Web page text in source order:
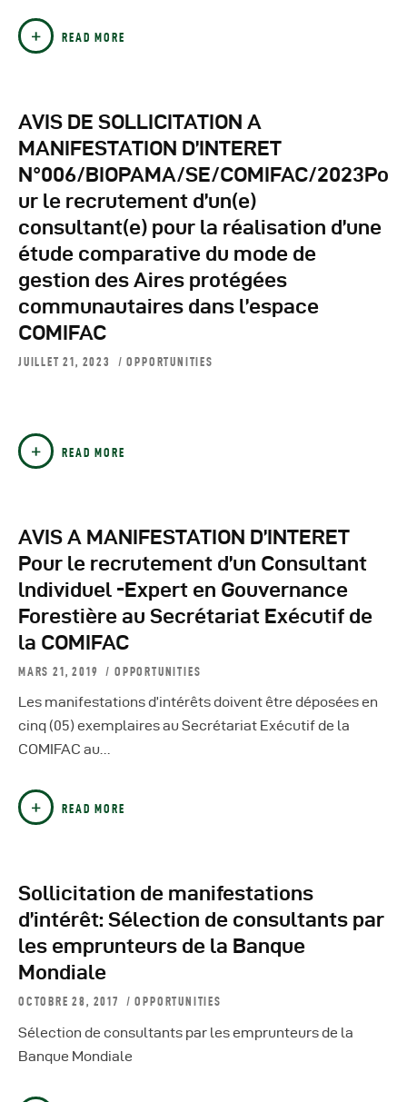
READ MORE
AVIS DE SOLLICITATION A
MANIFESTATION D’INTERET
N°006/BIOPAMA/SE/COMIFAC/2023Po
ur le recrutement d’un(e)
consultant(e) pour la réalisation d’une
étude comparative du mode de
gestion des Aires protégées
communautaires dans l’espace
COMIFAC
JUILLET 21, 2023 OPPORTUNITIES
READ MORE
AVIS A MANIFESTATION D’INTERET
Pour le recrutement d’un Consultant
lndividuel -Expert en Gouvernance
Forestière au Secrétariat Exécutif de
la COMIFAC
MARS 21, 2019 OPPORTUNITIES
Les manifestations d’intérêts doivent être déposées en
cinq (05) exemplaires au Secrétariat Exécutif de la
COMIFAC au…
READ MORE
Sollicitation de manifestations
d’intérêt: Sélection de consultants par
les emprunteurs de la Banque
Mondiale
OCTOBRE 28, 2017 OPPORTUNITIES
Sélection de consultants par les emprunteurs de la
Banque Mondiale